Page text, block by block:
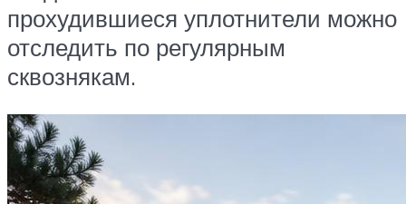
прохудившиеся уплотнители можно
отследить по регулярным
сквознякам.